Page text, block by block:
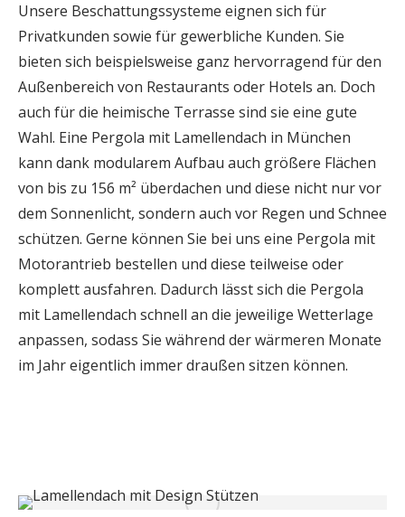
Unsere Beschattungssysteme eignen sich für
Privatkunden sowie für gewerbliche Kunden. Sie
bieten sich beispielsweise ganz hervorragend für den
Außenbereich von Restaurants oder Hotels an. Doch
auch für die heimische Terrasse sind sie eine gute
Wahl. Eine Pergola mit Lamellendach in München
kann dank modularem Aufbau auch größere Flächen
von bis zu 156 m² überdachen und diese nicht nur vor
dem Sonnenlicht, sondern auch vor Regen und Schnee
schützen. Gerne können Sie bei uns eine Pergola mit
Motorantrieb bestellen und diese teilweise oder
komplett ausfahren. Dadurch lässt sich die Pergola
mit Lamellendach schnell an die jeweilige Wetterlage
anpassen, sodass Sie während der wärmeren Monate
im Jahr eigentlich immer draußen sitzen können.